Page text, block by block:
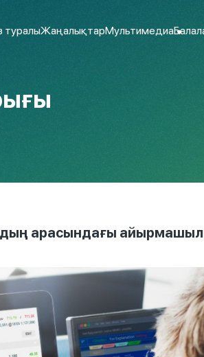
туралыЖаңалықтарМультимедиа
арасындағы